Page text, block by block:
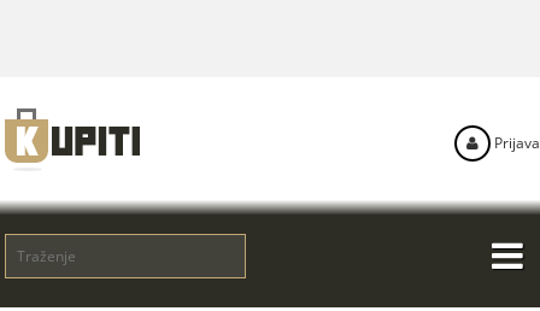
Prijava